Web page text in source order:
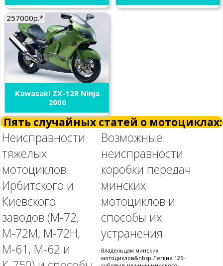
257000р.*
Kawasaki ZX-12R Ninja
2000
Пять случайных статей о мотоциклах:
Неисправности
тяжелых
мотоциклов
Ирбитского и
Киевского
заводов (М-72,
М-72М, М-72Н,
М-61, М-62 и
Возможные
неисправности
коробки передач
минских
мотоциклов и
способы их
устранения
Владельцам минских
мотоциклов&nbsp;Легкие 125-